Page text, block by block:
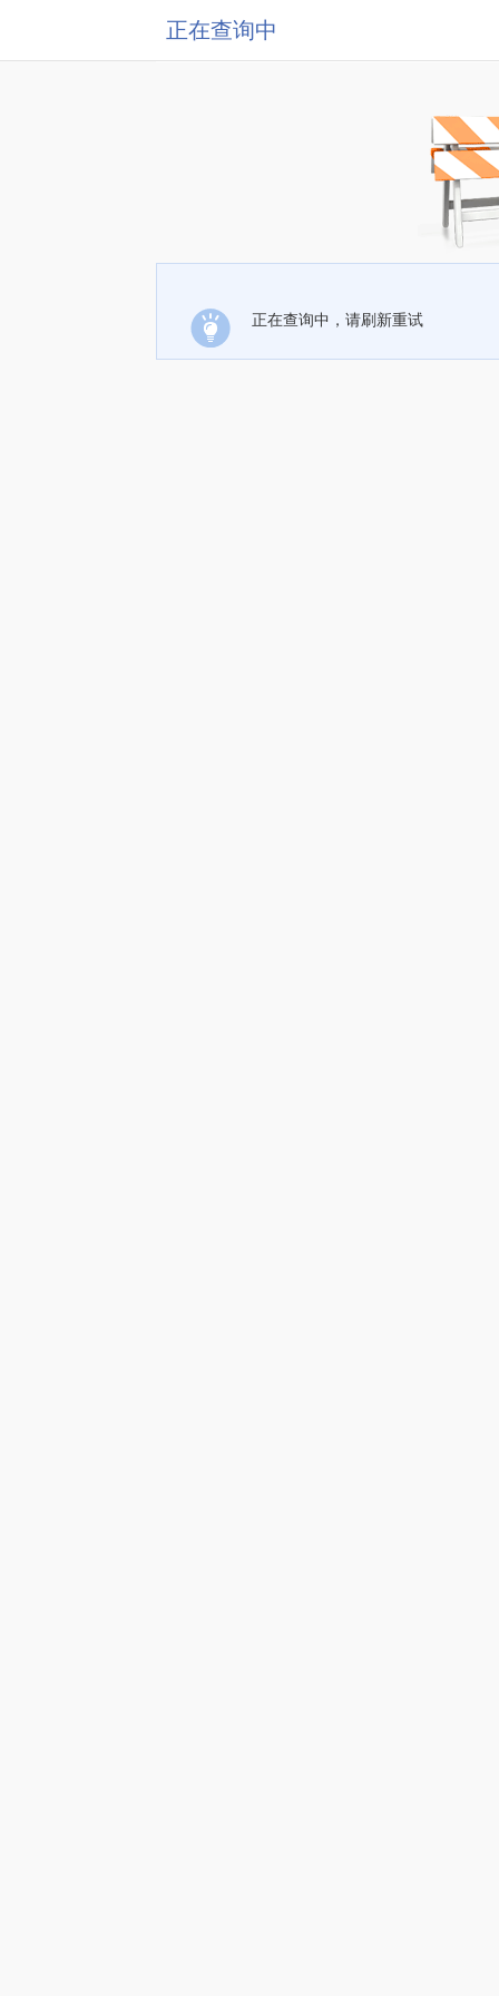
正在查询中
正在查询中，请刷新重试